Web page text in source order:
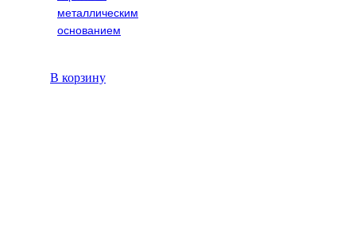
металлическим
основанием
В корзину